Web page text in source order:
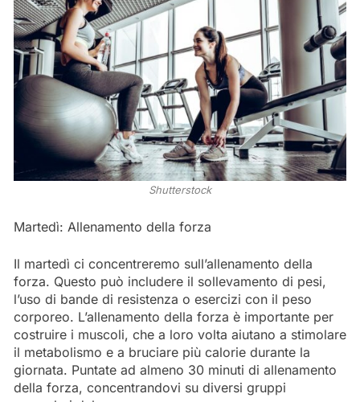
Shutterstock
Martedì: Allenamento della forza
Il martedì ci concentreremo sull’allenamento della
forza. Questo può includere il sollevamento di pesi,
l’uso di bande di resistenza o esercizi con il peso
corporeo. L’allenamento della forza è importante per
costruire i muscoli, che a loro volta aiutano a stimolare
il metabolismo e a bruciare più calorie durante la
giornata. Puntate ad almeno 30 minuti di allenamento
della forza, concentrandovi su diversi gruppi